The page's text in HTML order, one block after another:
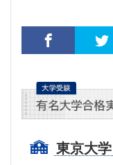
東京大学